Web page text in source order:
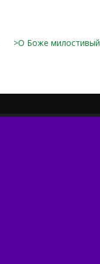
>О Боже милостивый